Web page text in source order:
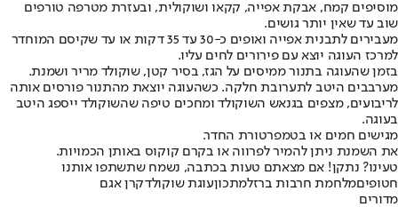
מוסיפים קמח, אבקת אפייה, קקאו ושוקולית, ובעזרת מטרפה טורפים
שוב עד שאין יותר גושים.
מעבירים לתבנית אפייה ואופים כ-30 עד 35 דקות או עד שקיסם המוחדר
למרכז העוגה יוצא עם פירורים לחים עליו.
בזמן שהעוגה בתנור ממיסים על הגז, בסיר קטן, שוקולד מריר ושמנת.
מערבבים היטב לתערובת חלקה. כשהעוגה יוצאת מהתנור פורסים אותה
לריבועים, מצפים בגנאש השוקולד ומחכים טיפה שהשוקולד ייספג היטב
בעוגה.
מגישים חמים או בטמפרטורת החדר.
את השמנת ניתן להמיר לפרווה או בקרם קוקוס באותן הכמויות.
טעינו? נתקן! אם מצאתם טעות בכתבה, נשמח שתשתפו אותנו
חטופיםמלחמת חרבות ברזלמתכוןעוגת שוקולדקרן אגם
מדורים